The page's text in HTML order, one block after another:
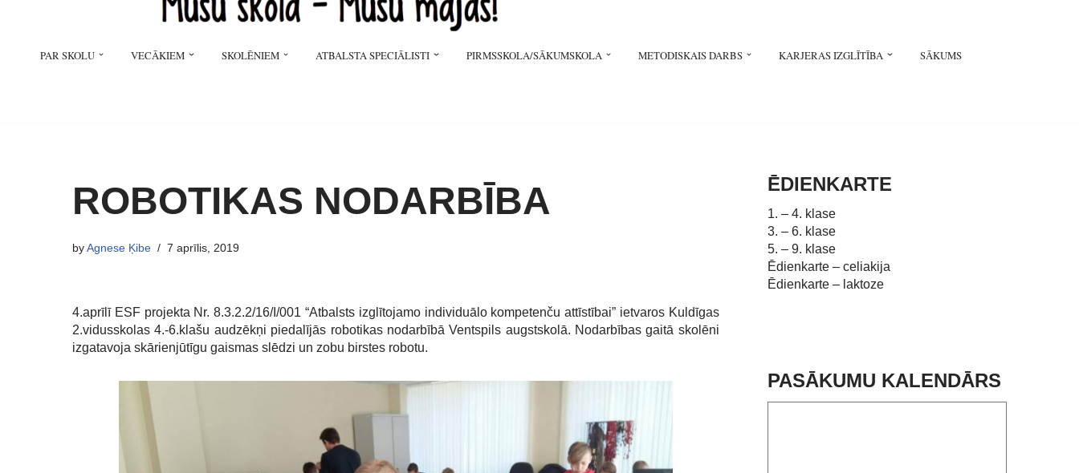
PAR SKOLU VECĀKIEM SKOLĒNIEM ATBALSTA SPECIĀLISTI PIRMSSKOLA/SĀKUMSKOLA METODISKAIS DARBS KARJERAS IZGLĪTĪBA SĀKUMS
ROBOTIKAS NODARBĪBA
byAgnese Ķibe 7 aprīlis, 2019
4.aprīlī ESF projekta Nr. 8.3.2.2/16/I/001 “Atbalsts izglītojamo individuālo kompetenču attīstībai” ietvaros Kuldīgas
2.vidusskolas 4.-6.klašu audzēkņi piedalījās robotikas nodarbībā Ventspils augstskolā. Nodarbības gaitā skolēni
izgatavoja skārienjūtīgu gaismas slēdzi un zobu birstes robotu.
ĒDIENKARTE
1. – 4. klase
3. – 6. klase
5. – 9. klase
Ēdienkarte – celiakija
Ēdienkarte – laktoze
PASĀKUMU KALENDĀRS